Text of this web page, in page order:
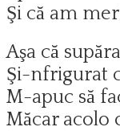
Şi că am
Aşa că
Şi-nfrigurat
M-apuc să
Măcar acolo